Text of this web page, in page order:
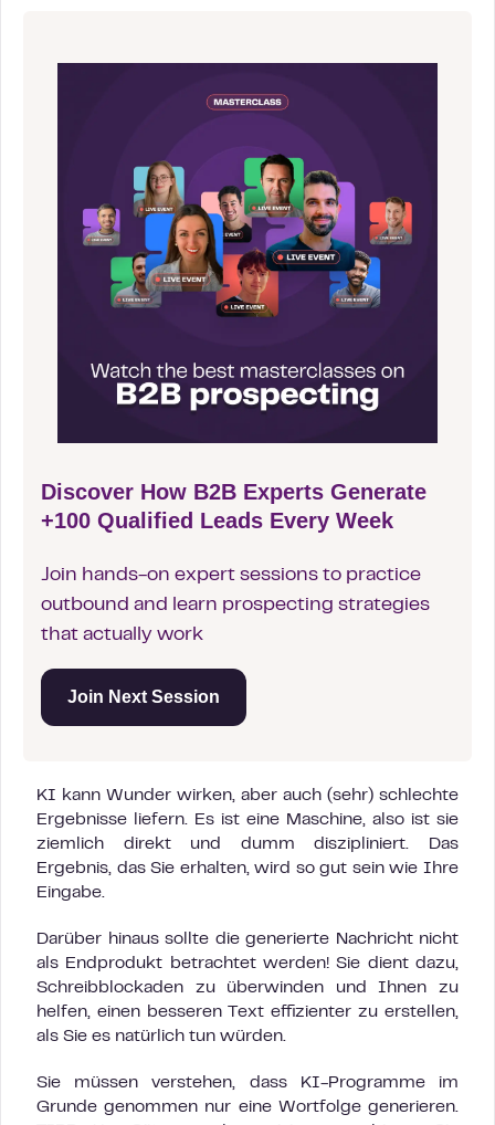
Discover How B2B Experts Generate
+100 Qualified Leads Every Week
Join hands-on expert sessions to practice
outbound and learn prospecting strategies
that actually work
Join Next Session
KI kann Wunder wirken, aber auch (sehr) schlechte
Ergebnisse liefern. Es ist eine Maschine, also ist sie
ziemlich direkt und dumm diszipliniert. Das
Ergebnis, das Sie erhalten, wird so gut sein wie Ihre
Eingabe.
Darüber hinaus sollte die generierte Nachricht nicht
als Endprodukt betrachtet werden! Sie dient dazu,
Schreibblockaden zu überwinden und Ihnen zu
helfen, einen besseren Text effizienter zu erstellen,
als Sie es natürlich tun würden.
Sie müssen verstehen, dass KI-Programme im
Grunde genommen nur eine Wortfolge generieren.